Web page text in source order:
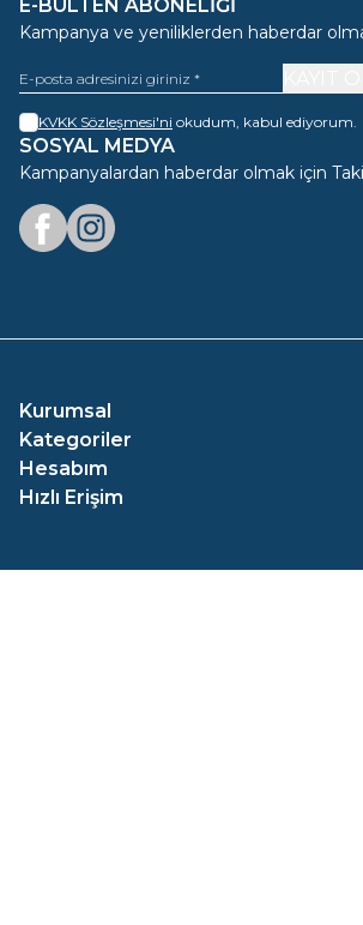
E-BÜLTEN ABONELIĞI
Kampanya ve yeniliklerden haberdar
KVKK Sözleşmesi'ni okudum, kabul ediyorum.
SOSYAL MEDYA
Kampanyalardan haberdar olmak için
FacebookInstagram
Kurumsal
Kategoriler
Hesabım
Hızlı Erişim